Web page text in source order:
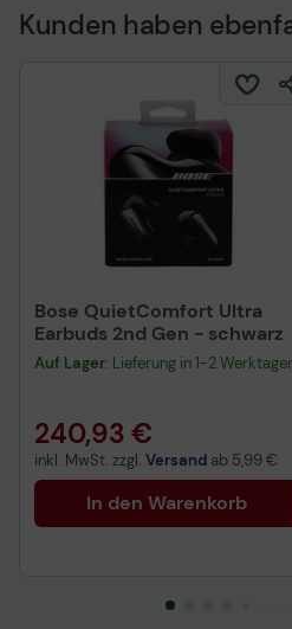
Kunden haben
Bose QuietComfort Ultra
Earbuds 2nd Gen - schwarz
Auf Lager: Lieferung in 1-2
240,93 €
inkl. MwSt. zzgl. Versand ab 5,99 €
In den Warenkorb